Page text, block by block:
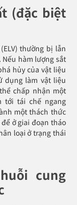
(đặc biệt
thường bị lẫn
hàm lượng sắt
hủy của vật liệu
dụng làm vật liệu
chấp nhận một
tới tái chế ngang
một thách thức
ở giai đoạn tháo
loại ở trạng thái
cung